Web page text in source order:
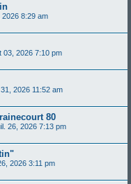
2026 8:29 am
03, 2026 7:10 pm
2026 11:52 am
80
26, 2026 7:13 pm
2026 3:11 pm